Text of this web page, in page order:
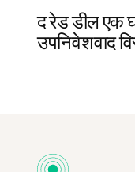
द रेड डील एक
उपनिवेशवाद